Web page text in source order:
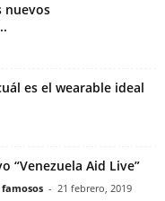
nuevos
es el wearable ideal
“Venezuela Aid Live”
- 21 febrero, 2019